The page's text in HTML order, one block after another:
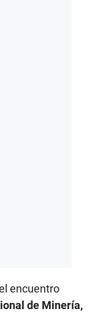
encuentro
de Minería,